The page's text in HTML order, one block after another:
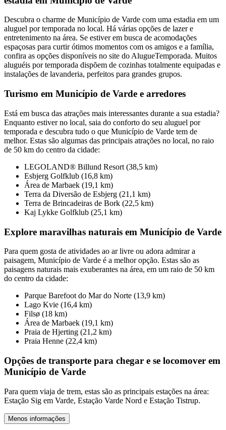
Descubra o charme de Município de Varde com uma estadia em um
aluguel por temporada no local. Há várias opções de lazer e
entretenimento na área. Se estiver em busca de acomodações
espaçosas para curtir ótimos momentos com os amigos e a família,
confira as opções disponíveis no site do AlugueTemporada. Muitos
aluguéis por temporada dispõem de cozinhas totalmente equipadas e
instalações de lavanderia, perfeitos para grandes grupos.
Turismo em Município de Varde e arredores
Está em busca das atrações mais interessantes durante a sua estadia?
Enquanto estiver no local, saia do conforto do seu aluguel por
temporada e descubra tudo o que Município de Varde tem de
melhor. Estas são algumas das principais atrações no local, no raio
de 50 km do centro da cidade:
LEGOLAND® Billund Resort (38,5 km)
Esbjerg Golfklub (16,8 km)
Área de Marbaek (19,1 km)
Terra da Diversão de Esbjerg (21,1 km)
Terra de Brincadeiras de Bork (22,5 km)
Kaj Lykke Golfklub (25,1 km)
Explore maravilhas naturais em Município de Varde
Para quem gosta de atividades ao ar livre ou adora admirar a
paisagem, Município de Varde é a melhor opção. Estas são as
paisagens naturais mais exuberantes na área, em um raio de 50 km
do centro da cidade:
Parque Barefoot do Mar do Norte (13,9 km)
Lago Kvie (16,4 km)
Filsø (18 km)
Área de Marbaek (19,1 km)
Praia de Hjerting (21,2 km)
Praia Henne (22,4 km)
Opções de transporte para chegar e se locomover em
Município de Varde
Para quem viaja de trem, estas são as principais estações na área:
Estação Sig em Varde, Estação Varde Nord e Estação Tistrup.
Menos informações